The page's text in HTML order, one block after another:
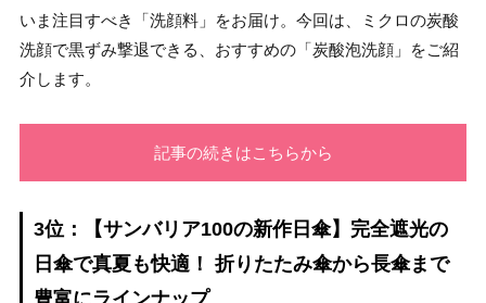
いま注目すべき「洗顔料」をお届け。今回は、ミクロの炭酸
洗顔で黒ずみ撃退できる、おすすめの「炭酸泡洗顔」をご紹
介します。
記事の続きはこちらから
3位：【サンバリア100の新作日傘】完全遮光の
日傘で真夏も快適！ 折りたたみ傘から長傘まで
豊富にラインナップ